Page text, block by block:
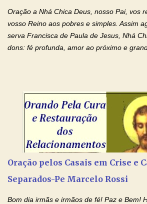
espiritual, através do toque consolador de
ensanguentadas e infinitamente poderosas.
apesar de toda a minha limitação e da
Oração a Nhá Chica Deus, nosso Pai, vos
vosso Reino aos pobres e simples. Assim
serva Francisca de Paula de Jesus, Nhá
dons: fé profunda, amor ao próximo e
Senhor Jesus Cristo, vosso Filho, na
Amém. Novena a Nhá Chica (Oração para
celestiais através da intercessão da Serva
(Rezar durante nove dias seguidos ou
recorro a vós como intercessora entre a
necessidades humanas. Peço-vos, como
entregueis nas mãos do Santíssimo o meu
o pedido). Acolhei, Nhá Chica, no vosso
Oração pelos Casais em Crise e
Separados-Pe Marcelo Rossi
Bom dia irmãs e irmãos de fé! Paz e Bem!